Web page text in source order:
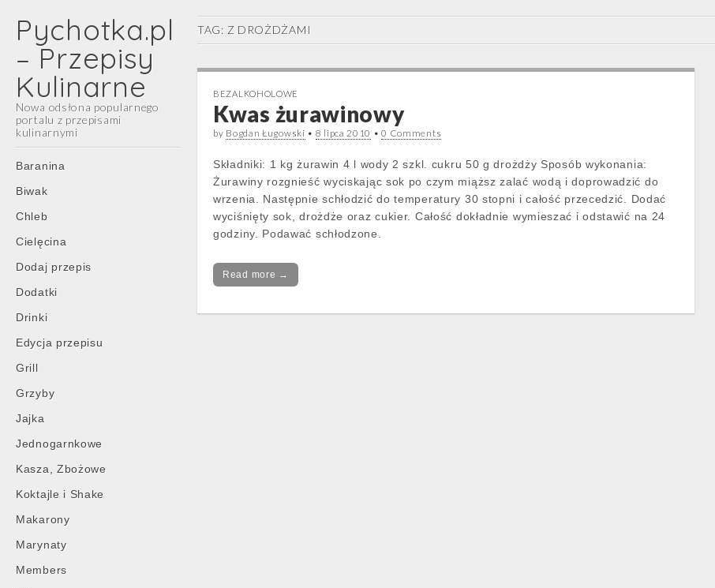
Pychotka.pl
– Przepisy
Kulinarne
Nowa odsłona popularnego
portalu z przepisami
kulinarnymi
Main
menu
Skip
content
Baranina
Biwak
Chleb
Cielęcina
Dodaj przepis
Dodatki
Drinki
Edycja przepisu
Grill
Grzyby
Jajka
Jednogarnkowe
Kasza, Zbożowe
Koktajle i Shake
Makarony
Marynaty
Members
TAG: Z DROŻDŻAMI
BEZALKOHOLOWE
Kwas żurawinowy
by Bogdan Ługowski • 8 lipca 2010 •0 Comments
Składniki: 1 kg żurawin 4 l wody 2 szkl. cukru 50 g drożdży Sposób wykonania:
Żurawiny rozgnieść wyciskając sok po czym miąższ zalać wodą i doprowadzić do
wrzenia. Następnie schłodzić do temperatury 30 stopni i całość przecedzić. Dodać
wyciśnięty sok, drożdże oraz cukier. Całość dokładnie wymieszać i odstawić na 24
godziny. Podawać schłodzone.
Read more →